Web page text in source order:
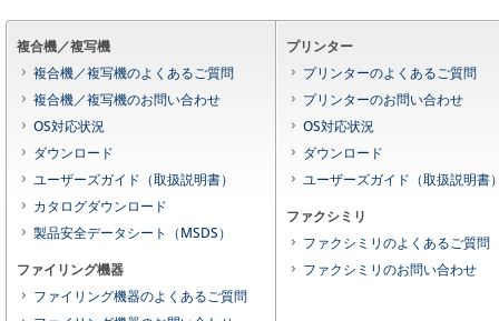
複合機／複写機
複合機／複写機のよくあるご質問
複合機／複写機のお問い合わせ
OS対応状況
ダウンロード
ユーザーズガイド（取扱説明書）
カタログダウンロード
製品安全データシート（MSDS）
ファイリング機器
ファイリング機器のよくあるご質問
プリンター
プリンターのよくあるご質問
プリンターのお問い合わせ
OS対応状況
ダウンロード
ユーザーズガイド（取扱説明書
ファクシミリ
ファクシミリのよくあるご質問
ファクシミリのお問い合わせ